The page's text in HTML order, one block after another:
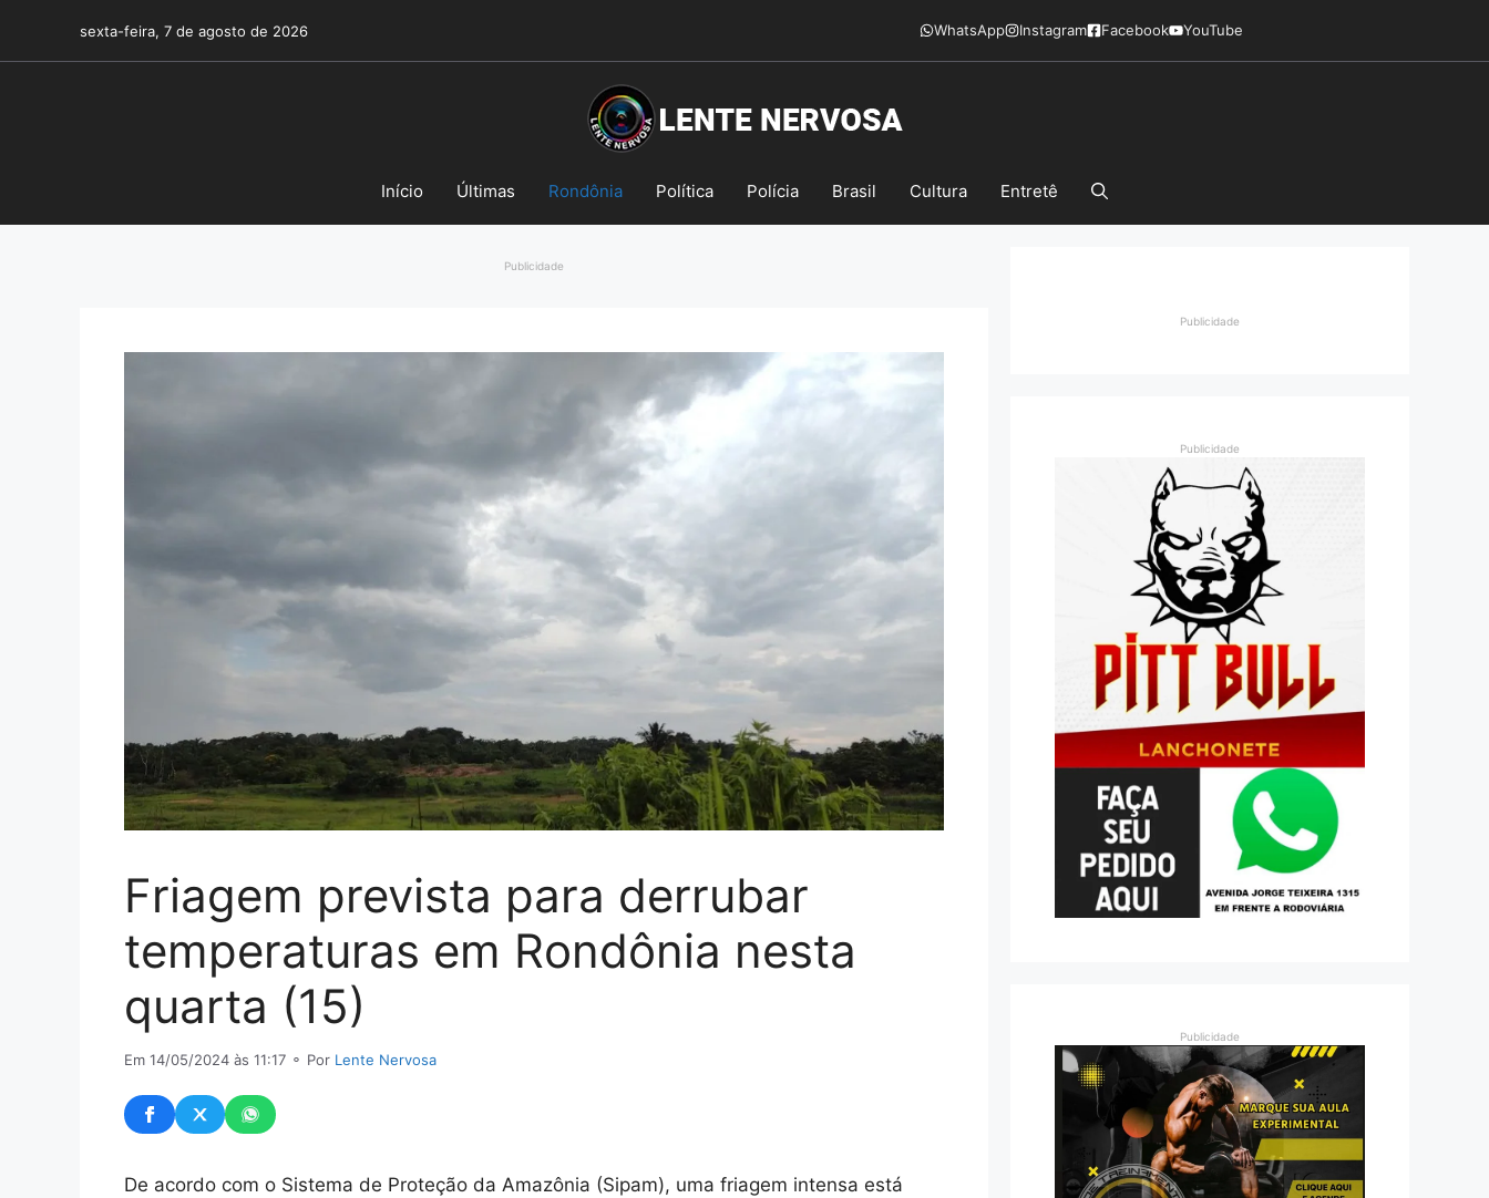
o
sexta-feira, 7 de agosto de 2026 WhatsApp Instagram Facebook YouTube
Início Últimas Rondônia Política Polícia Brasil Cultura Entretê
Publicidade
Friagem prevista para derrubar
temperaturas em Rondônia nesta
quarta (15)
Em 14/05/2024 às 11:17 ⚬ Por Lente Nervosa
De acordo com o Sistema de Proteção da Amazônia (Sipam), uma friagem intensa está
Publicidade
Publicidade
Publicidade